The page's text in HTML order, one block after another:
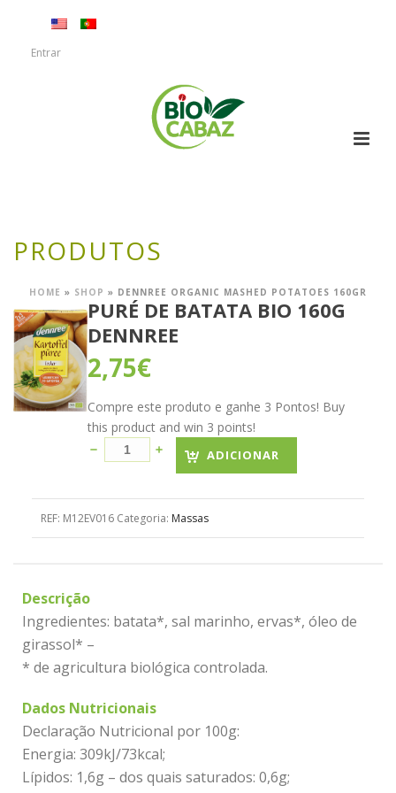
Entrar
PRODUTOS
HOME » SHOP » DENNREE ORGANIC MASHED POTATOES 160GR
PURÉ DE BATATA BIO 160G
DENNREE
2,75€
Compre este produto e ganhe 3 Pontos! Buy
this product and win 3 points!
ADICIONAR
REF: M12EV016 Categoria: Massas
Descrição
Ingredientes: batata*, sal marinho, ervas*, óleo de
girassol* –
* de agricultura biológica controlada.
Dados Nutricionais
Declaração Nutricional por 100g:
Energia: 309kJ/73kcal;
Lípidos: 1,6g – dos quais saturados: 0,6g;